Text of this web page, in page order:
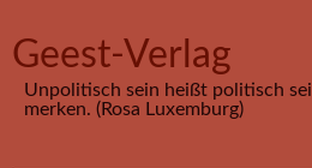
Geest-Verlag
Unpolitisch sein heißt politisch
merken. (Rosa Luxemburg)